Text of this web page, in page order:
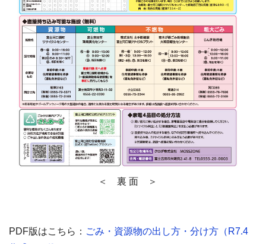
＜ 裏 面 ＞
PDF版はこちら： ごみ・資源物の出し方・分け方（R7.4